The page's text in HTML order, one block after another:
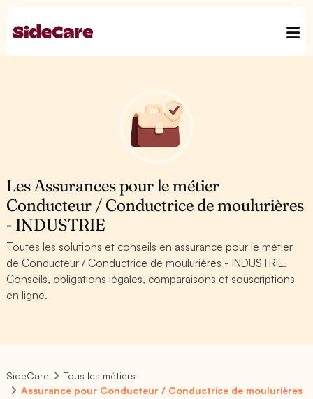
Les Assurances pour le métier
Conducteur / Conductrice de moulurières
- INDUSTRIE
Toutes les solutions et conseils en assurance pour le métier
de Conducteur / Conductrice de moulurières - INDUSTRIE.
Conseils, obligations légales, comparaisons et souscriptions
en ligne.
SideCare
Tous les métiers
Assurance pour Conducteur / Conductrice de moulurières